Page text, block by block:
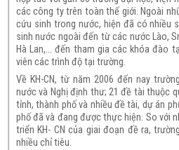
các công ty trên toàn thế giới. Ngoài
cứu sinh trong nước, hiện đã có nhiều
sinh nước ngoài đến từ các nước Lào,
Hà Lan,… đến tham gia các khóa đào
viên các trình độ tại trường.
Về KH-CN, từ năm 2006 đến nay
nước và Nghị định thư; 21 đề tài thuộc
tỉnh, thành phố và nhiều đề tài, dự án
phố đã và đang được thực hiện. So với
triển KH- CN của giai đoạn đề ra,
nhiều chỉ tiêu.